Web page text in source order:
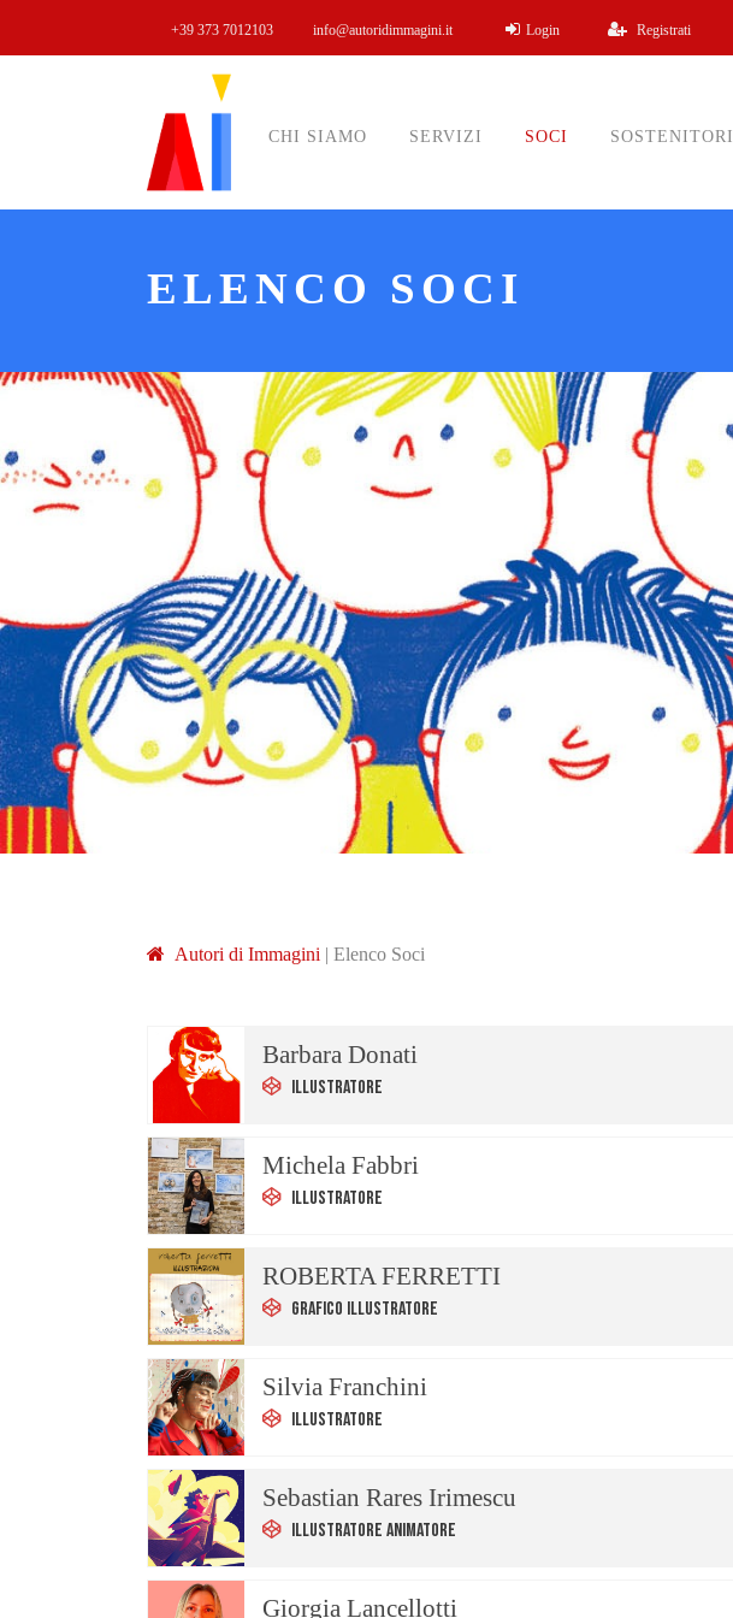
+39 373 7012103 info@autoridimmagini.it Login Registrati
CHI SIAMO SERVIZI SOCI SOSTENITORI
ELENCO SOCI
Autori di Immagini | Elenco Soci
Barbara Donati
Illustratore
Michela Fabbri
Illustratore
ROBERTA FERRETTI
Grafico Illustratore
Silvia Franchini
Illustratore
Sebastian Rares Irimescu
Illustratore Animatore
Giorgia Lancellotti